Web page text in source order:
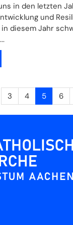
in den letzten
und
diesem Jahr
3 4 5 6